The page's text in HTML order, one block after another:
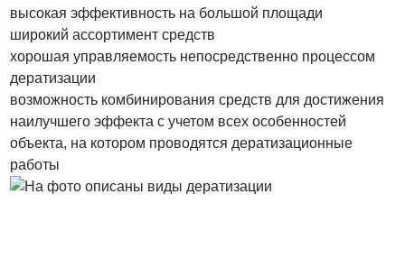
высокая эффективность на большой площади
широкий ассортимент средств
хорошая управляемость непосредственно процессом
дератизации
возможность комбинирования средств для достижения
наилучшего эффекта с учетом всех особенностей
объекта, на котором проводятся дератизационные
работы